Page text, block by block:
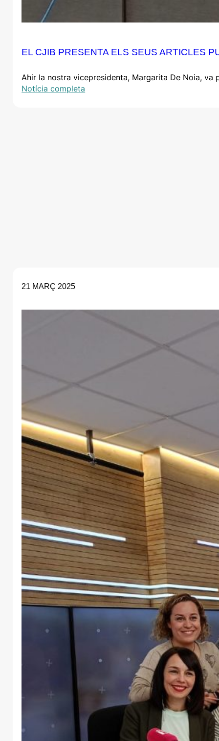
EL CJIB PRESENTA ELS SEUS ARTICLES
Ahir la nostra vicepresidenta, Margarita De Noia, va
Notícia completa
21 MARÇ 2025